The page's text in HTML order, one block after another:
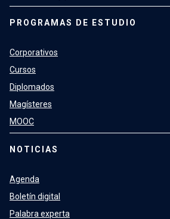
PROGRAMAS DE ESTUDIO
Corporativos
Cursos
Diplomados
Magísteres
MOOC
NOTICIAS
Agenda
Boletín digital
Palabra experta